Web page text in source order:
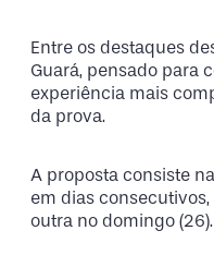
Entre os destaques
Guará, pensado para
experiência mais
da prova.
A proposta consiste
em dias
outra no domingo (26).